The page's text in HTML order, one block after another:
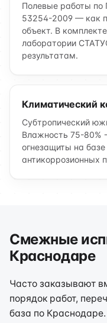
Полевые работы
53254-2009 — как
объект. В
лаборатории
результатам.
Климатический
Субтропический
Влажность 75-80%
огнезащиты на
антикоррозионных
Смежные
Краснодаре
Часто заказывают
порядок работ,
база по Краснодаре.